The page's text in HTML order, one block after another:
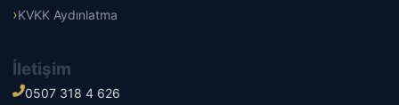
KVKK Aydınlatma
İletişim
0507 318 4 626